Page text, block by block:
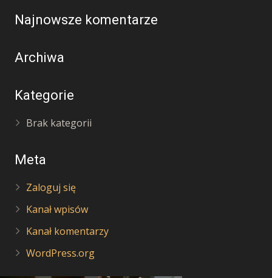
Najnowsze komentarze
Archiwa
Kategorie
Brak kategorii
Meta
Zaloguj się
Kanał wpisów
Kanał komentarzy
WordPress.org